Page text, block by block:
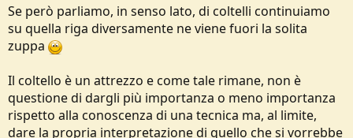
Se però parliamo, in senso lato, di coltelli continuiamo
su quella riga diversamente ne viene fuori la solita
zuppa
Il coltello è un attrezzo e come tale rimane, non è
questione di dargli più importanza o meno importanza
rispetto alla conoscenza di una tecnica ma, al limite,
dare la propria interpretazione di quello che si vorrebbe